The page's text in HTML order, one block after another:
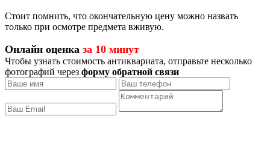
Стоит помнить, что окончательную цену можно назвать
только при осмотре предмета вживую.
Онлайн оценка за 10 минут
Чтобы узнать стоимость антиквариата, отправьте несколько
фотографий через форму обратной связи